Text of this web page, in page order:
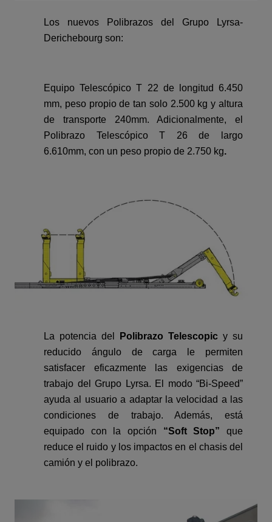
Los nuevos Polibrazos del Grupo Lyrsa-
Derichebourg son:
Equipo Telescópico T 22 de longitud 6.450
mm, peso propio de tan solo 2.500 kg y altura
de transporte 240mm. Adicionalmente, el
Polibrazo Telescópico T 26 de largo
6.610mm, con un peso propio de 2.750 kg.
La potencia del Polibrazo Telescopic y su
reducido ángulo de carga le permiten
satisfacer eficazmente las exigencias de
trabajo del Grupo Lyrsa. El modo “Bi-Speed”
ayuda al usuario a adaptar la velocidad a las
condiciones de trabajo. Además, está
equipado con la opción “Soft Stop”que
reduce el ruido y los impactos en el chasis del
camión y el polibrazo.